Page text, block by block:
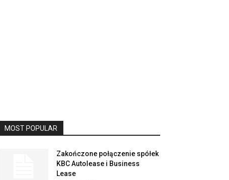
MOST POPULAR
Zakończone połączenie spółek
KBC Autolease i Business
Lease